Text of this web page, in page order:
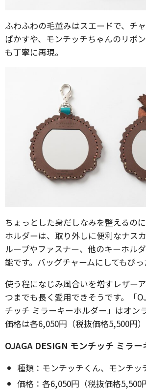
ふわふわの毛並みはスエードで、チ
ばかすや、モンチッチちゃんのリボ
も丁寧に再現。
ちょっとした身だしなみを整えるの
ホルダーは、取り外しに便利なナス
ループやファスナー、他のキーホル
能です。バッグチャームにしてもぴっ
使う程になじみ風合いを増すレザー
つまでも長く愛用できそうです。「
チッチ ミラーキーホルダー」はオン
価格は各6,050円（税抜価格5,500円）
OJAGA DESIGN モンチッチ ミラ
種類：モンチッチくん、モンチッ
価格：各6,050円（税抜価格5,500